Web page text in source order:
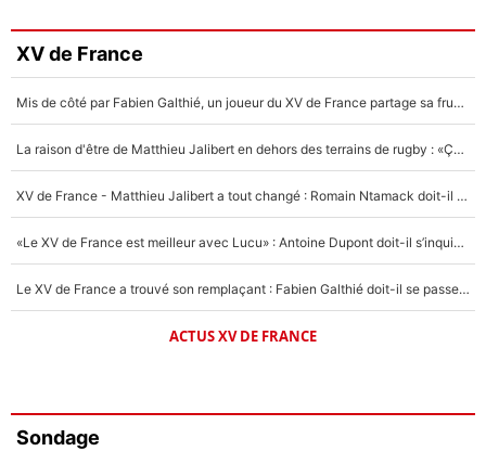
XV de France
Mis de côté par Fabien Galthié, un joueur du XV de France partage sa frustration : «ils ne me l’ont pas dit tout de suite»
La raison d'être de Matthieu Jalibert en dehors des terrains de rugby : «Ça m'atteint autant que si tu touches à un membre de ma famille»
XV de France - Matthieu Jalibert a tout changé : Romain Ntamack doit-il s’inquiéter pour sa place à un an de la Coupe du monde ?
«Le XV de France est meilleur avec Lucu» : Antoine Dupont doit-il s’inquiéter pour sa place ?
Le XV de France a trouvé son remplaçant : Fabien Galthié doit-il se passer d'Antoine Dupont ?
ACTUS XV DE FRANCE
Sondage